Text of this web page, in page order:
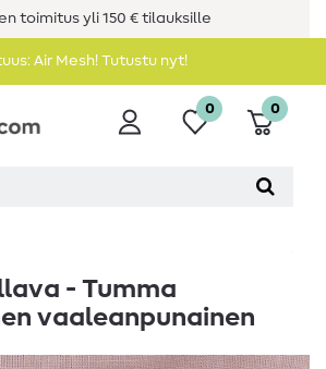
toimitus yli 150 € tilauksille
Air Mesh! Tutustu nyt!
0 0
- Tumma
vaaleanpunainen